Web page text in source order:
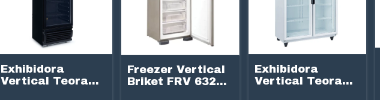
Exhibidora
Vertical Teora
Freezer Vertical
Briket FRV 6320
Exhibidora
Vertical Teora